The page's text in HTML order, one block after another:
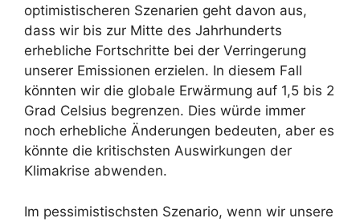
optimistischeren Szenarien geht davon aus,
dass wir bis zur Mitte des Jahrhunderts
erhebliche Fortschritte bei der Verringerung
unserer Emissionen erzielen. In diesem Fall
könnten wir die globale Erwärmung auf 1,5 bis 2
Grad Celsius begrenzen. Dies würde immer
noch erhebliche Änderungen bedeuten, aber es
könnte die kritischsten Auswirkungen der
Klimakrise abwenden.
Im pessimistischsten Szenario, wenn wir unsere